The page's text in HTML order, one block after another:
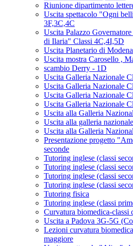
Riunione dipartimento
Uscita spettacolo "Ogni
3F,3C,4C
Uscita Palazzo
di Ilaria" Classi 4C,4I,5D
Uscita Planetario di
Uscita mostra Carosello ,
scambio Derry - 1D
Uscita Galleria Nazionale
Uscita Galleria Nazionale
Uscita Galleria Nazionale
Uscita Galleria Nazionale
Uscita alla Galleria
Uscita alla galleria
Uscita alla Galleria
Presentazione progetto
seconde
Tutoring inglese (classi
Tutoring inglese (classi
Tutoring inglese (classi
Tutoring inglese (classi
Tutoring fisica
Tutoring inglese (classi
Curvatura biomedica-classi
Uscita a Padova 3G-5G
Lezioni curvatura
maggiore